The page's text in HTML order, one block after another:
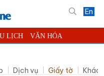
En
LỊCH VĂN HÓA
BẠN ĐỌC PHÓNG SỰ
Dịch vụ Giấy tờ Khác